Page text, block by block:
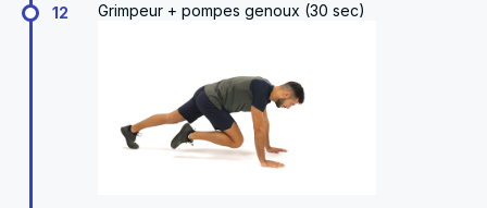
12 Grimpeur + pompes genoux (30 sec)